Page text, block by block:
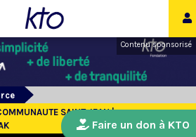
Contenu sponsorisé
SAINT JEAN |
Faire un don à KTO